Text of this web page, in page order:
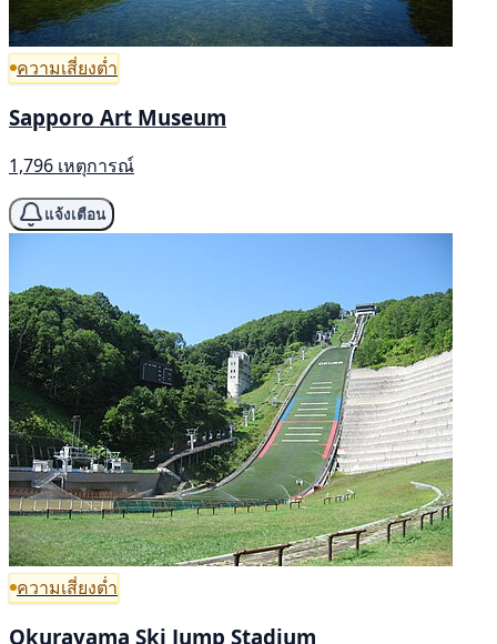
ความเสี่ยงต่ำ
Sapporo Art Museum
1,796 เหตุการณ์
แจ้งเตือน
ความเสี่ยงต่ำ
Okurayama Ski Jump Stadium